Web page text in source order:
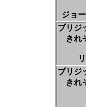
ジョ
ブリジ
きれ
ブリジ
きれ